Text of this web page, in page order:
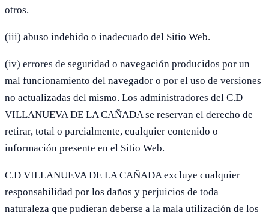
otros.
(iii) abuso indebido o inadecuado del Sitio Web.
(iv) errores de seguridad o navegación producidos por un
mal funcionamiento del navegador o por el uso de versiones
no actualizadas del mismo. Los administradores del C.D
VILLANUEVA DE LA CAÑADA se reservan el derecho de
retirar, total o parcialmente, cualquier contenido o
información presente en el Sitio Web.
C.D VILLANUEVA DE LA CAÑADA excluye cualquier
responsabilidad por los daños y perjuicios de toda
naturaleza que pudieran deberse a la mala utilización de los